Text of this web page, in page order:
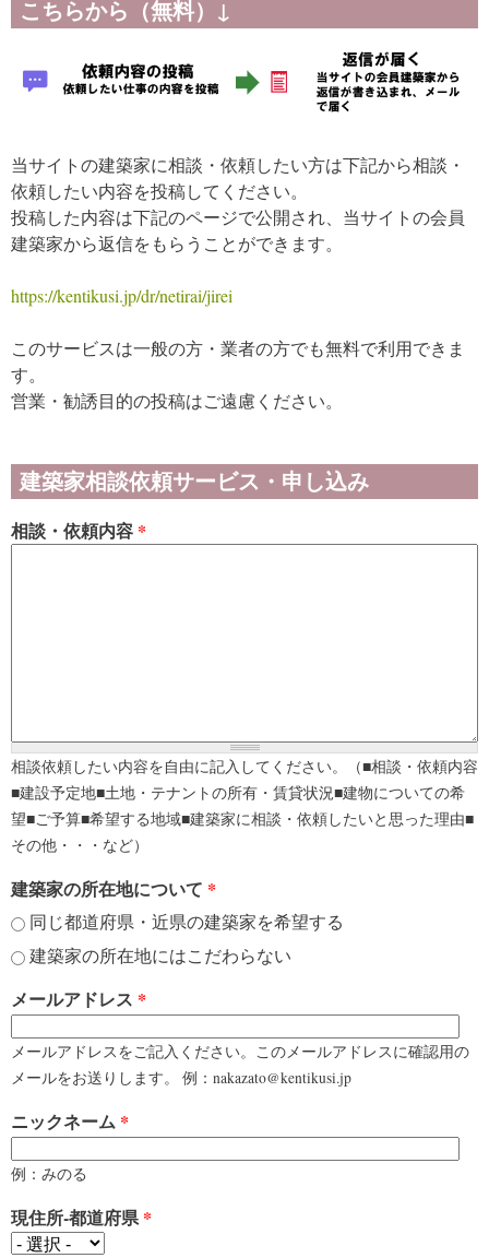
こちらから（無料）↓
当サイトの建築家に相談・依頼したい方は下記から相談・
依頼したい内容を投稿してください。
投稿した内容は下記のページで公開され、当サイトの会員
建築家から返信をもらうことができます。
https://kentikusi.jp/dr/netirai/jirei
このサービスは一般の方・業者の方でも無料で利用できま
す。
営業・勧誘目的の投稿はご遠慮ください。
建築家相談依頼サービス・申し込み
相談・依頼内容 *
相談依頼したい内容を自由に記入してください。（■相談・依頼内容
■建設予定地■土地・テナントの所有・賃貸状況■建物についての希
望■ご予算■希望する地域■建築家に相談・依頼したいと思った理由■
その他・・・など）
建築家の所在地について *
同じ都道府県・近県の建築家を希望する
建築家の所在地にはこだわらない
メールアドレス *
メールアドレスをご記入ください。このメールアドレスに確認用の
メールをお送りします。 例：nakazato@kentikusi.jp
ニックネーム *
例：みのる
現住所-都道府県*